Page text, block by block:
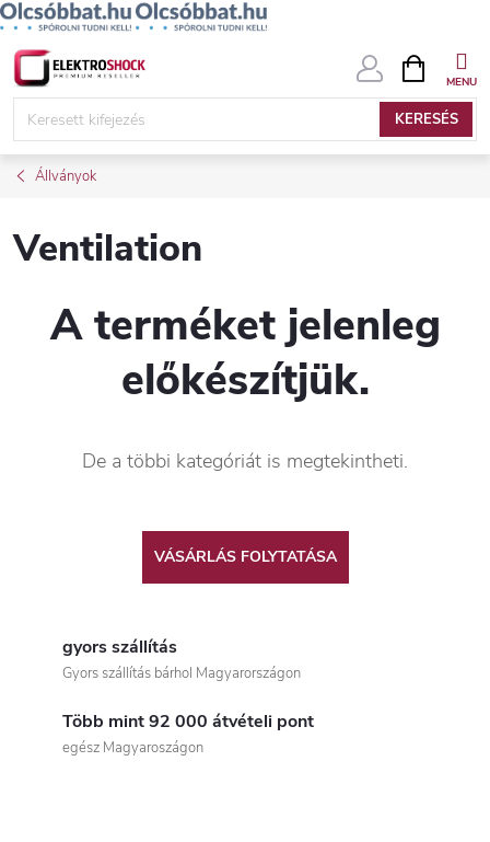
Ugrás
KERESÉS
KOSÁR
Állványok
Ventilation
A terméket jelenleg
előkészítjük.
De a többi kategóriát is megtekintheti.
VÁSÁRLÁS FOLYTATÁSA
gyors szállítás
Gyors szállítás bárhol Magyarországon
Több mint 92 000 átvételi pont
egész Magyaroszágon